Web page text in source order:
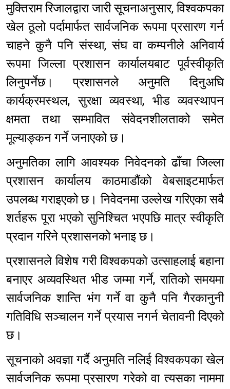
मुक्तिराम रिजालद्वारा जारी सूचनाअनुसार, विश्वकपका
खेल ठूलो पर्दामार्फत सार्वजनिक रूपमा प्रसारण गर्न
चाहने कुनै पनि संस्था, संघ वा कम्पनीले अनिवार्य
रूपमा जिल्ला प्रशासन कार्यालयबाट पूर्वस्वीकृति
लिनुपर्नेछ। प्रशासनले अनुमति दिनुअघि
कार्यक्रमस्थल, सुरक्षा व्यवस्था, भीड व्यवस्थापन
क्षमता तथा सम्भावित संवेदनशीलताको समेत
मूल्याङ्कन गर्ने जनाएको छ।
अनुमतिका लागि आवश्यक निवेदनको ढाँचा जिल्ला
प्रशासन कार्यालय काठमाडौंको वेबसाइटमार्फत
उपलब्ध गराइएको छ। निवेदनमा उल्लेख गरिएका सबै
शर्तहरू पूरा भएको सुनिश्चित भएपछि मात्र स्वीकृति
प्रदान गरिने प्रशासनको भनाइ छ।
प्रशासनले विशेष गरी विश्वकपको उत्साहलाई बहाना
बनाएर अव्यवस्थित भीड जम्मा गर्ने, रातिको समयमा
सार्वजनिक शान्ति भंग गर्ने वा कुनै पनि गैरकानुनी
गतिविधि सञ्चालन गर्ने प्रयास नगर्न चेतावनी दिएको
छ।
सूचनाको अवज्ञा गर्दै अनुमति नलिई विश्वकपका खेल
सार्वजनिक रूपमा प्रसारण गरेको वा त्यसका नाममा